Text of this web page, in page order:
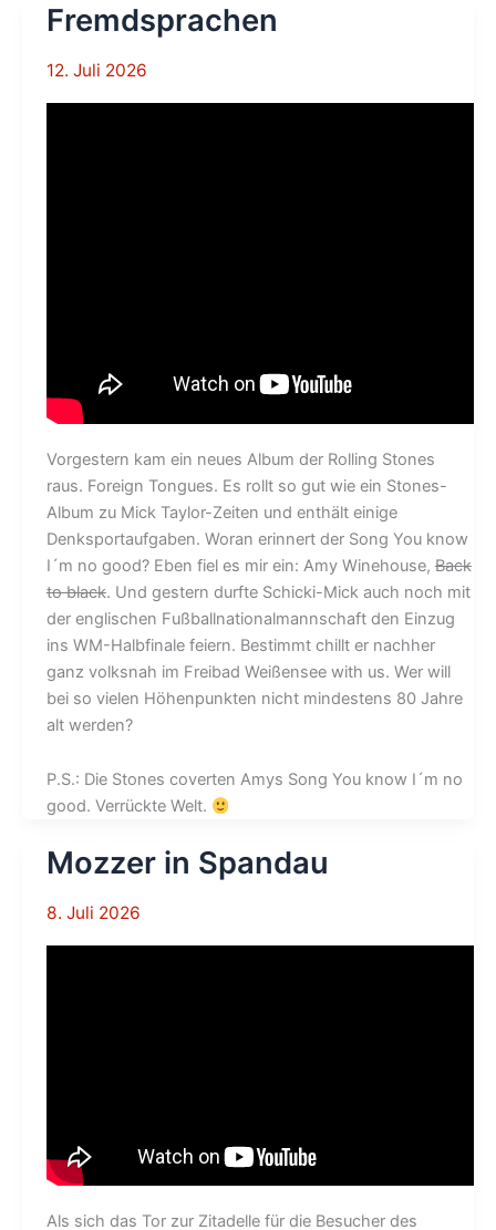
Fremdsprachen
12. Juli 2026
Vorgestern kam ein neues Album der Rolling Stones
raus. Foreign Tongues. Es rollt so gut wie ein Stones-
Album zu Mick Taylor-Zeiten und enthält einige
Denksportaufgaben. Woran erinnert der Song You know
I´m no good? Eben fiel es mir ein: Amy Winehouse, Back
to black. Und gestern durfte Schicki-Mick auch noch mit
der englischen Fußballnationalmannschaft den Einzug
ins WM-Halbfinale feiern. Bestimmt chillt er nachher
ganz volksnah im Freibad Weißensee with us. Wer will
bei so vielen Höhenpunkten nicht mindestens 80 Jahre
alt werden?
P.S.: Die Stones coverten Amys Song You know I´m no
good. Verrückte Welt.
Mozzer in Spandau
8. Juli 2026
Als sich das Tor zur Zitadelle für die Besucher des